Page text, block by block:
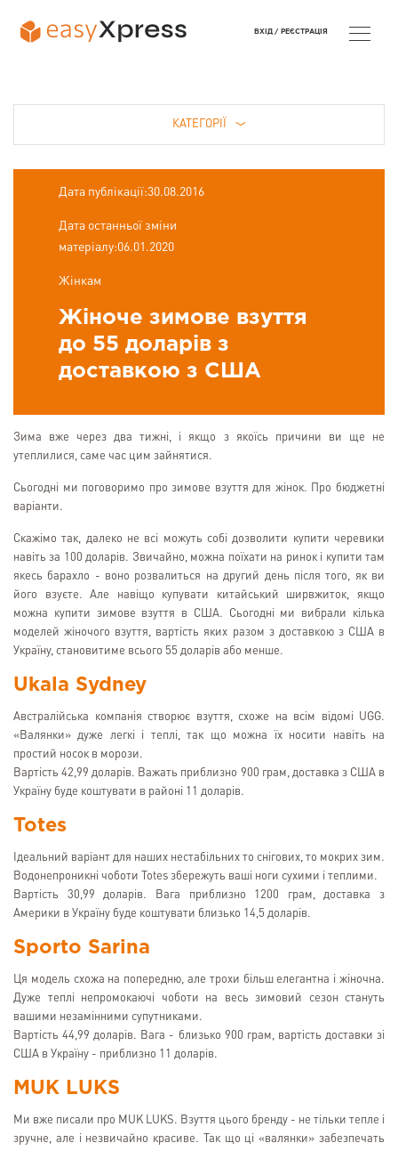
КАТЕГОРІЇ
Дата публікації:30.08.2016
Дата останньої зміни
матеріалу:06.01.2020
Жінкам
Жіноче зимове взуття
до 55 доларів з
доставкою з США
Зима вже через два тижні, і якщо з якоїсь причини ви ще не
утеплилися, саме час цим зайнятися.
Сьогодні ми поговоримо про зимове взуття для жінок. Про бюджетні
варіанти.
Скажімо так, далеко не всі можуть собі дозволити купити черевики
навіть за 100 доларів. Звичайно, можна поїхати на ринок і купити там
якесь барахло - воно розвалиться на другий день після того, як ви
його взуєте. Але навіщо купувати китайський ширвжиток, якщо
можна купити зимове взуття в США. Сьогодні ми вибрали кілька
моделей жіночого взуття, вартість яких разом з доставкою з США в
Україну, становитиме всього 55 доларів або менше.
Ukala Sydney
Австралійська компанія створює взуття, схоже на всім відомі UGG.
«Валянки» дуже легкі і теплі, так що можна їх носити навіть на
простий носок в морози.
Вартість 42,99 доларів. Важать приблизно 900 грам, доставка з США в
Україну буде коштувати в районі 11 доларів.
Totes
Ідеальний варіант для наших нестабільних то снігових, то мокрих зим.
Водонепроникні чоботи Totes збережуть ваші ноги сухими і теплими.
Вартість 30,99 доларів. Вага приблизно 1200 грам, доставка з
Америки в Україну буде коштувати близько 14,5 доларів.
Sporto Sarina
Ця модель схожа на попередню, але трохи більш елегантна і жіночна.
Дуже теплі непромокаючі чоботи на весь зимовий сезон стануть
вашими незамінними супутниками.
Вартість 44,99 доларів. Вага - близько 900 грам, вартість доставки зі
США в Україну - приблизно 11 доларів.
MUK LUKS
Ми вже писали про MUK LUKS. Взуття цього бренду - не тільки тепле і
зручне, але і незвичайно красиве. Так що ці «валянки» забезпечать
ВХІД / РЕЄСТРАЦІЯ